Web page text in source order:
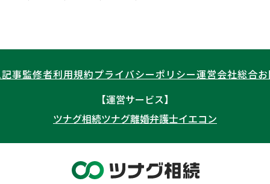
事監修者利用規約プライバシーポリシー運営会社総合
【運営サービス】
ツナグ相続ツナグ離婚弁護士イエコン